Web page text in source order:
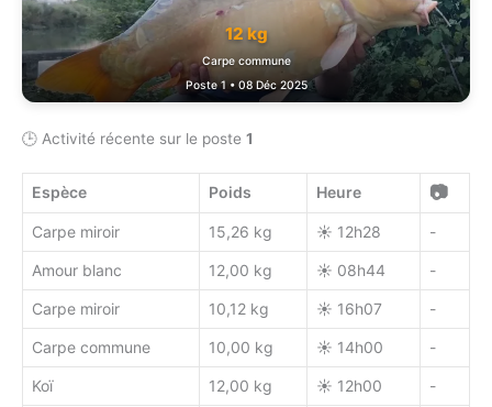
12 kg
Carpe commune
Poste 1 • 08 Déc 2025
🕒 Activité récente sur le poste 1
Espèce Poids Heure 📷
Carpe miroir 15,26 kg ☀️ 12h28 -
Amour blanc 12,00 kg ☀️ 08h44 -
Carpe miroir 10,12 kg ☀️ 16h07 -
Carpe commune 10,00 kg ☀️ 14h00 -
Koï 12,00 kg ☀️ 12h00 -